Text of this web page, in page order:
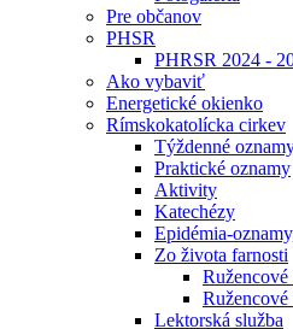
Pre občanov
PHSR
PHRSR 2024 -
Ako vybaviť
Energetické okienko
Rímskokatolícka cirkev
Týždenné
Praktické oznamy
Aktivity
Katechézy
Epidémia-
Zo života farnosti
Lektorská služba